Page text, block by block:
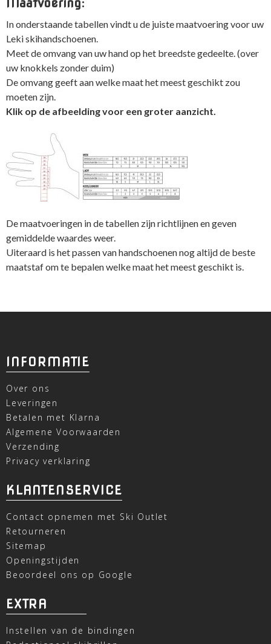
In onderstaande tabellen vindt u de juiste maatvoering voor uw
Leki skihandschoenen.
Meet de omvang van uw hand op het breedste gedeelte. (over
uw knokkels zonder duim)
De omvang geeft aan welke maat het meest geschikt zou
moeten zijn.
Klik op de afbeelding voor een groter aanzicht.
De maatvoeringen in de tabellen zijn richtlijnen en geven
gemiddelde waardes weer.
Uiteraard is het passen van handschoenen nog altijd de beste
maatstaf om te bepalen welke maat het meest geschikt is.
INFORMATIE
Over ons
Leveringen
Betalen met Klarna
Algemene Voorwaarden
Verzending
Privacy verklaring
KLANTENSERVICE
Contact opnemen met Ski Outlet
Retourneren
Sitemap
Openingstijden
Beoordeel ons op Google
EXTRA
Instellen van de bindingen